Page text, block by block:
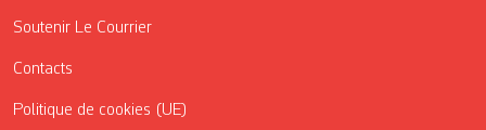
Soutenir Le Courrier
Contacts
Politique de cookies (UE)